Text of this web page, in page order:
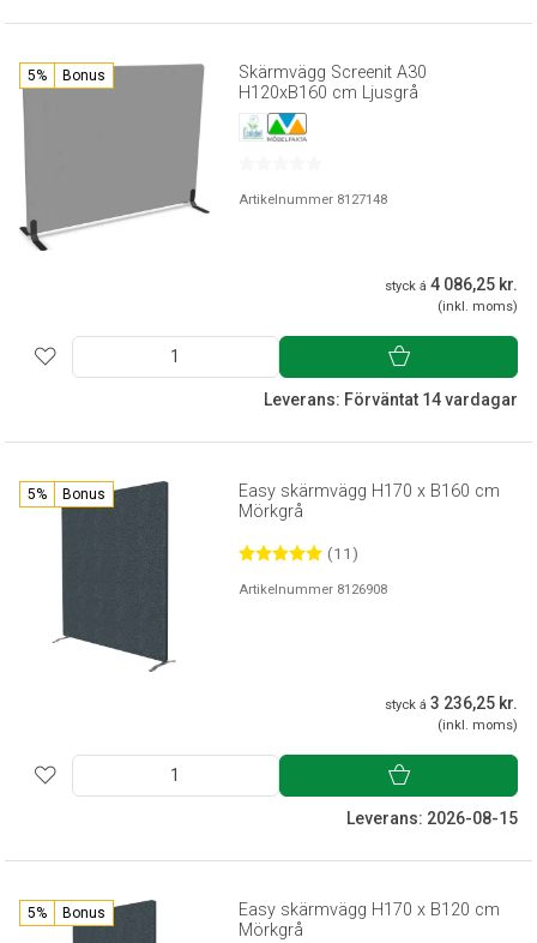
5% Bonus
Skärmvägg Screenit A30
H120xB160 cm Ljusgrå
Artikelnummer 8127148
styck á 4 086,25 kr.
(inkl. moms)
Leverans: Förväntat 14 vardagar
5% Bonus
Easy skärmvägg H170 x B160 cm
Mörkgrå
(11)
Artikelnummer 8126908
styck á 3 236,25 kr.
(inkl. moms)
Leverans: 2026-08-15
5% Bonus
Easy skärmvägg H170 x B120 cm
Mörkgrå